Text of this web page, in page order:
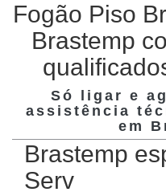
Fogão Piso
Brastemp
Só ligar e
assistência
em
Brastemp
Serv